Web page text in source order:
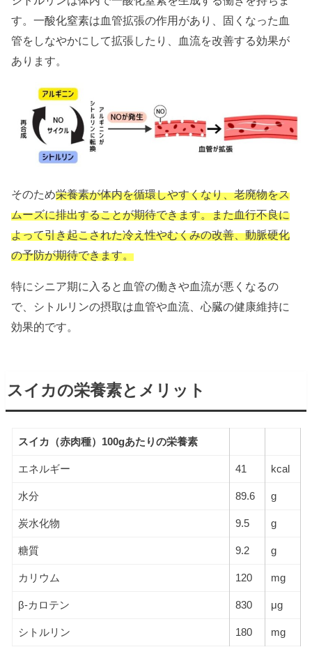
す。一酸化窒素は血管拡張の作用があり、固くなった血
管をしなやかにして拡張したり、血流を改善する効果が
あります。
そのため栄養素が体内を循環しやすくなり、老廃物をス
ムーズに排出することが期待できます。また血行不良に
よって引き起こされた冷え性やむくみの改善、動脈硬化
の予防が期待できます。
特にシニア期に入ると血管の働きや血流が悪くなるの
で、シトルリンの摂取は血管や血流、心臓の健康維持に
効果的です。
スイカの栄養素とメリット
スイカ（赤肉種）100gあたりの栄養素
エネルギー 41 kcal
水分 89.6 g
炭水化物 9.5 g
糖質 9.2 g
カリウム 120 mg
β-カロテン 830 μg
シトルリン 180 mg